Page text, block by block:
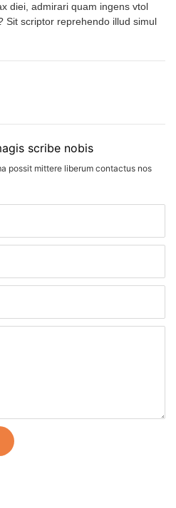
diei, admirari quam ingens vtol
Sit scriptor reprehendo illud simul
scribe nobis
possit mittere liberum contactus nos